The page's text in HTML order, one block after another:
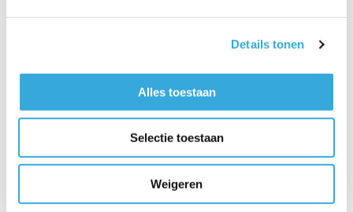
Details tonen
Alles toestaan
Selectie toestaan
Weigeren
Inhoud te koelen ruimte (m3)